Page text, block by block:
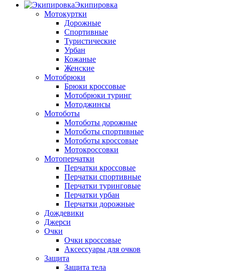
Экипировка
Мотокуртки
Дорожные
Спортивные
Туристические
Урбан
Кожаные
Женские
Мотобрюки
Брюки кроссовые
Мотобрюки туринг
Мотоджинсы
Мотоботы
Мотоботы дорожные
Мотоботы спортивные
Мотоботы кроссовые
Мотокроссовки
Мотоперчатки
Перчатки кроссовые
Перчатки спортивные
Перчатки туринговые
Перчатки урбан
Перчатки дорожные
Дождевики
Джерси
Очки
Очки кроссовые
Аксессуары для очков
Защита
Защита тела